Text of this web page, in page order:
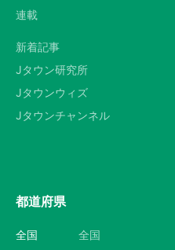
連載
新着記事
Jタウン研究所
Jタウンウィズ
Jタウンチャンネル
都道府県
全国
全国